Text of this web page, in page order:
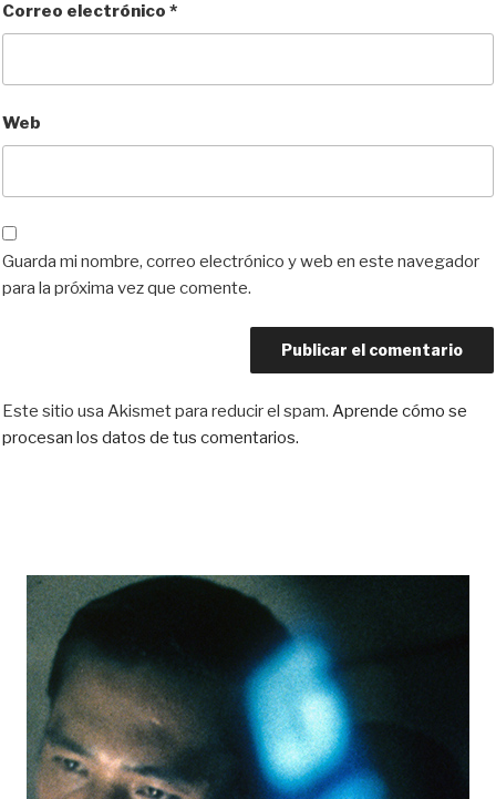
Correo electrónico *
Web
Guarda mi nombre, correo electrónico y web en este navegador
para la próxima vez que comente.
Este sitio usa Akismet para reducir el spam. Aprende cómo se
procesan los datos de tus comentarios.